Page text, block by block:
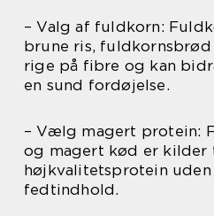
– Valg af fuldkorn:
brune ris,
rige på fibre og kan
en sund fordøjelse.
– Vælg magert protein:
og magert kød er kilder
højkvalitetsprotein
fedtindhold.